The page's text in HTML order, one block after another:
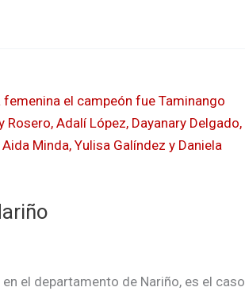
el departamento de Nariño, es el caso